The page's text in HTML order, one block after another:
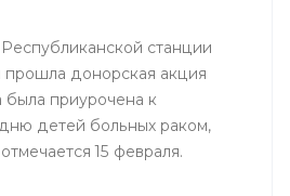
станции
прошла донорская акция
была приурочена к
детей больных раком,
15 февраля.